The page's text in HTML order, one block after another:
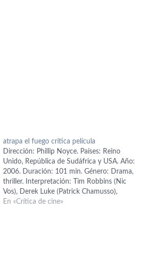
atrapa el fuego crítica película
Dirección: Phillip Noyce. Países: Reino
Unido, República de Sudáfrica y USA. Año:
2006. Duración: 101 min. Género: Drama,
thriller. Interpretación: Tim Robbins (Nic
Vos), Derek Luke (Patrick Chamusso),
Bonnie Henna (Precious Chamusso),
En «Crítica de cine»